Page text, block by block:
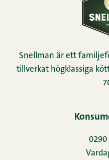
Snellman är ett
tillverkat högklassiga
0290